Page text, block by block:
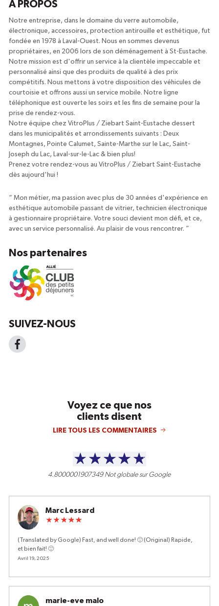
À PROPOS
Notre entreprise, dans le domaine du verre automobile,
électronique, accessoires, protection antirouille et esthétique, fut
fondée en 1978 à Laval-Ouest. Nous en sommes devenus
propriétaires, en 2006 lors de son déménagement à St-Eustache.
Notre mission est d'offrir un service à la clientèle impeccable et
personnalisé ainsi que des produits de qualité à des prix
compétitifs. Nous mettons à votre disposition des véhicules de
courtoisie et offrons aussi un service mobile. Notre ligne
téléphonique est ouverte les soirs et les fins de semaine pour la
prise de rendez-vous.
Notre équipe chez VitroPlus / Ziebart Saint-Eustache dessert
dans les municipalités et arrondissements suivants : Deux
Montagnes, Pointe Calumet, Sainte-Marthe sur le Lac, Saint-
Joseph du Lac, Laval-sur-le-Lac & bien plus!
Prenez votre rendez-vous au VitroPlus / Ziebart Saint-Eustache
dès aujourd'hui !
“ Mon métier, ma passion avec plus de 30 années d'expérience en
esthétique automobile passant de vitrier, technicien électronique
à gestionnaire propriétaire. Votre souci devient mon défi, et ce,
avec un service personnalisé. Au plaisir de vous rencontrer. ”
Nos partenaires
SUIVEZ-NOUS
Voyez ce que nos
clients disent
LIRE TOUS LES COMMENTAIRES
4.8000001907349 Not globale sur Google
Marc Lessard
(Translated by Google) Fast, and well done! 🙂 (Original) Rapide,
et bien fait! 🙂
Avril 19, 2025
marie-eve malo